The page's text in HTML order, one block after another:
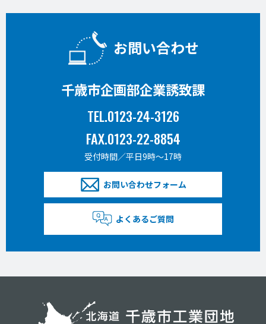
お問い合わせ
千歳市企画部企業誘致課
TEL.0123-24-3126
FAX.0123-22-8854
受付時間／平日9時〜17時
お問い合わせフォーム
よくあるご質問